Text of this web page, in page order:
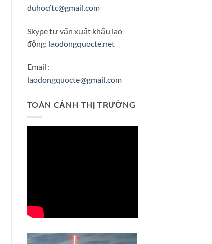
duhocftc@gmail.com
Skype tư vấn xuất khẩu lao
động: laodongquocte.net
Email :
laodongquocte@gmail.com
TOÀN CẢNH THỊ TRƯỜNG